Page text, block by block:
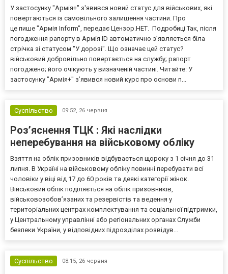
У застосунку "Армія+" з'явився новий статус для військових, які
повертаються із самовільного залишення частини. Про
це пише "Армія Inform", передає Цензор.НЕТ. Подробиці Так, після
погодження рапорту в Армія ID автоматично з’являється біла
стрічка зі статусом "У дорозі". Що означає цей статус?
військовий добровільно повертається на службу; рапорт
погоджено; його очікують у визначеній частині. Читайте: У
застосунку "Армія+" з’явився новий курс про основи п...
Суспільство 09:52, 26 червня
Роз’яснення ТЦК : Які наслідки
неперебування на військовому обліку
Взяття на облік призовників відбувається щороку з 1 січня до 31
липня. В Україні на військовому обліку повинні перебувати всі
чоловіки у віці від 17 до 60 років та деякі категорії жінок.
Військовий облік поділяється на облік призовників,
військовозобов’язаних та резервістів та ведення у
територіальних центрах комплектування та соціальної підтримки,
у Центральному управлінні або регіональних органах Служби
безпеки України, у відповідних підрозділах розвідув...
Суспільство 08:15, 26 червня